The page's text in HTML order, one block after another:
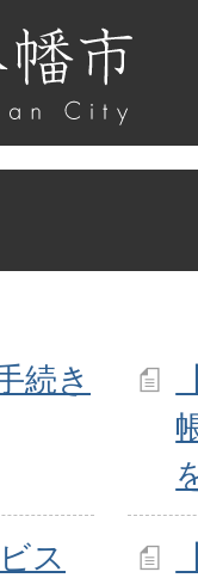
続き
ス